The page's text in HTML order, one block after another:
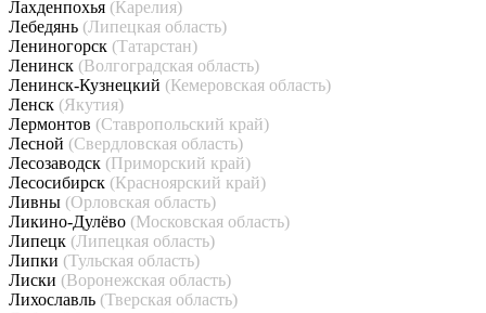
Лахденпохья (Карелия)
Лебедянь (Липецкая область)
Лениногорск (Татарстан)
Ленинск (Волгоградская область)
Ленинск-Кузнецкий (Кемеровская область)
Ленск (Якутия)
Лермонтов (Ставропольский край)
Лесной (Свердловская область)
Лесозаводск (Приморский край)
Лесосибирск (Красноярский край)
Ливны (Орловская область)
Ликино-Дулёво (Московская область)
Липецк (Липецкая область)
Липки (Тульская область)
Лиски (Воронежская область)
Лихославль (Тверская область)